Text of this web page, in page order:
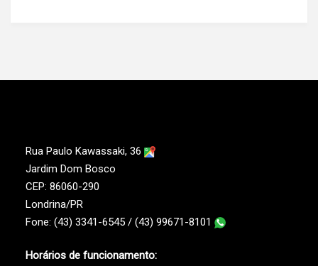
Rua Paulo Kawassaki, 36
Jardim Dom Bosco
CEP: 86060-290
Londrina/PR
Fone: (43) 3341-6545 / (43) 99671-8101
Horários de funcionamento: